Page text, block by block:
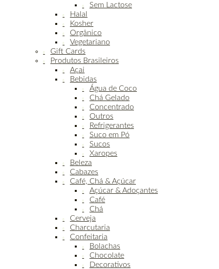
Sem Lactose
Halal
Kosher
Orgânico
Vegetariano
Gift Cards
Produtos Brasileiros
Açai
Bebidas
Água de Coco
Chá Gelado
Concentrado
Outros
Refrigerantes
Suco em Pó
Sucos
Xaropes
Beleza
Cabazes
Café, Chá & Açúcar
Açúcar & Adoçantes
Café
Chá
Cerveja
Charcutaria
Confeitaria
Bolachas
Chocolate
Decorativos